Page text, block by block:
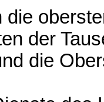
die
der
die